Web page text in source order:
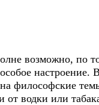
возможно, по
настроение.
философские
водки или